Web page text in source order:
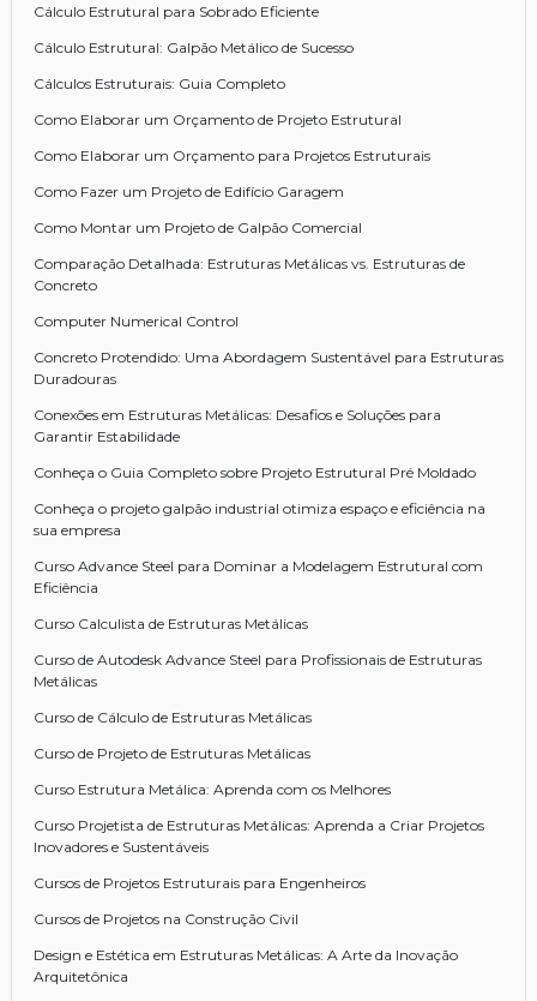
Cálculo Estrutural para Sobrado Eficiente
Cálculo Estrutural: Galpão Metálico de Sucesso
Cálculos Estruturais: Guia Completo
Como Elaborar um Orçamento de Projeto Estrutural
Como Elaborar um Orçamento para Projetos Estruturais
Como Fazer um Projeto de Edifício Garagem
Como Montar um Projeto de Galpão Comercial
Comparação Detalhada: Estruturas Metálicas vs. Estruturas de
Concreto
Computer Numerical Control
Concreto Protendido: Uma Abordagem Sustentável para Estruturas
Duradouras
Conexões em Estruturas Metálicas: Desafios e Soluções para
Garantir Estabilidade
Conheça o Guia Completo sobre Projeto Estrutural Pré Moldado
Conheça o projeto galpão industrial otimiza espaço e eficiência na
sua empresa
Curso Advance Steel para Dominar a Modelagem Estrutural com
Eficiência
Curso Calculista de Estruturas Metálicas
Curso de Autodesk Advance Steel para Profissionais de Estruturas
Metálicas
Curso de Cálculo de Estruturas Metálicas
Curso de Projeto de Estruturas Metálicas
Curso Estrutura Metálica: Aprenda com os Melhores
Curso Projetista de Estruturas Metálicas: Aprenda a Criar Projetos
Inovadores e Sustentáveis
Cursos de Projetos Estruturais para Engenheiros
Cursos de Projetos na Construção Civil
Design e Estética em Estruturas Metálicas: A Arte da Inovação
Arquitetônica